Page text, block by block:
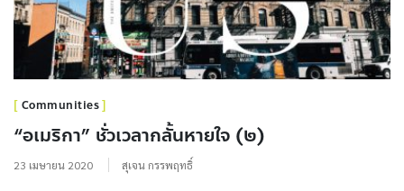
Communities
“อเมริกา” ชั่วเวลากลั้นหายใจ (๒)
23 เมษายน 2020 สุเจน กรรพฤทธิ์